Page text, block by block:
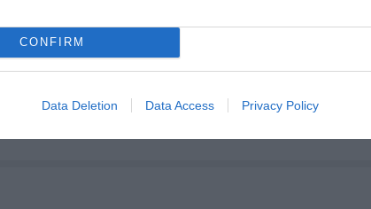
CONFIRM
Data Deletion Data Access Privacy Policy